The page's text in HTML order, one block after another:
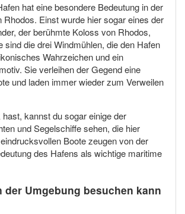
hat eine besondere Bedeutung in der
Einst wurde hier sogar eines der
der berühmte Koloss von Rhodos,
sind die drei Windmühlen, die den Hafen
Wahrzeichen und ein
Sie verleihen der Gegend eine
und laden immer wieder zum Verweilen
kannst du sogar einige der
und Segelschiffe sehen, die hier
Boote zeugen von der
des Hafens als wichtige maritime
der Umgebung besuchen kann